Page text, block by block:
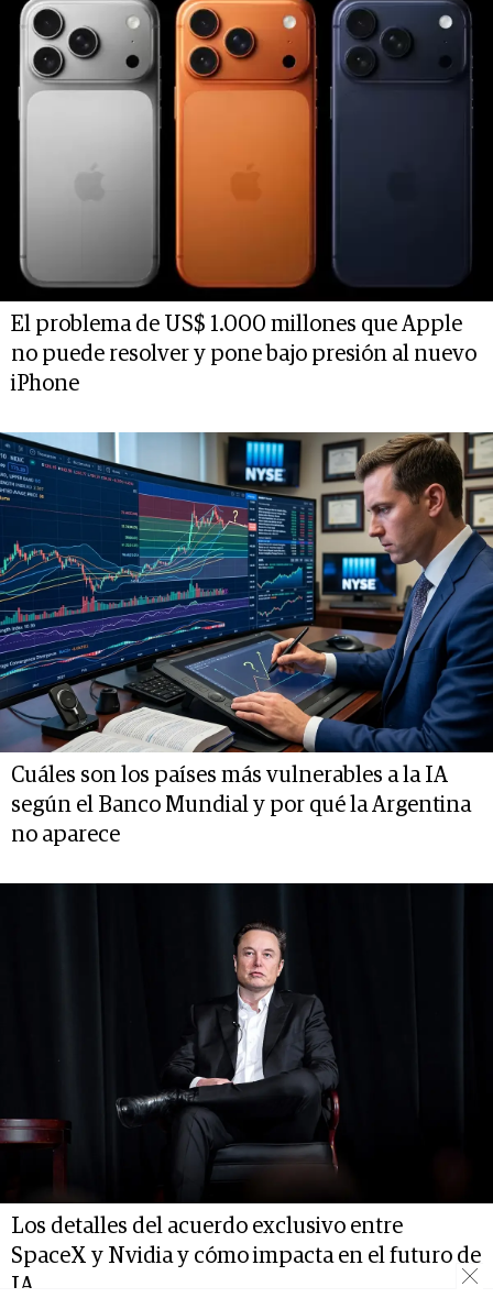
El problema de US$ 1.000 millones que Apple
no puede resolver y pone bajo presión al nuevo
iPhone
Cuáles son los países más vulnerables a la IA
según el Banco Mundial y por qué la Argentina
no aparece
Los detalles del acuerdo exclusivo entre
SpaceX y Nvidia y cómo impacta en el futuro de
IA